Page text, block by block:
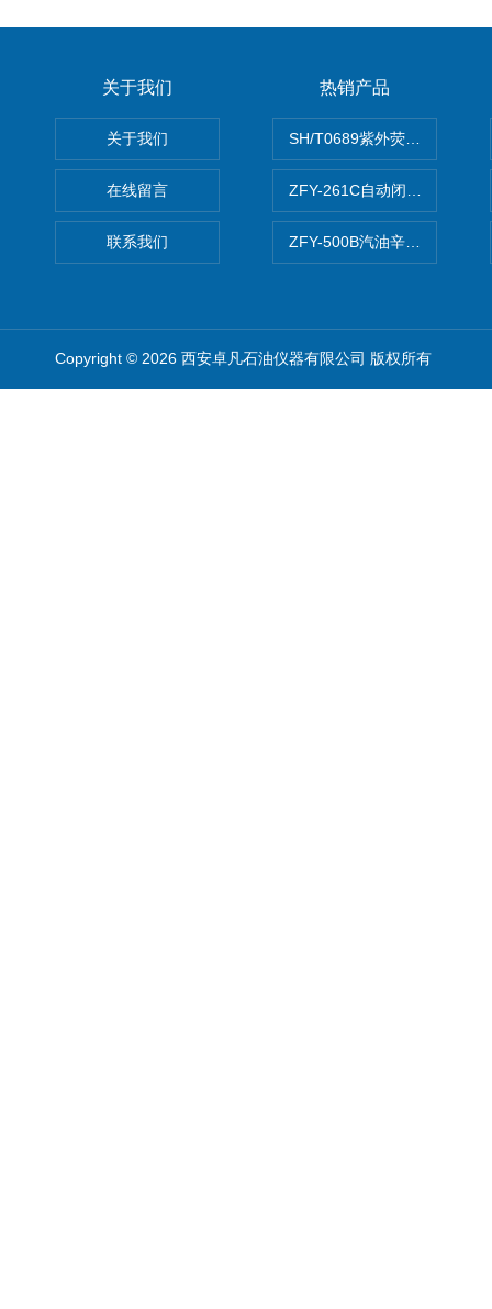
关于我们
关于我们
在线留言
联系我们
热销产品
SH/T0689紫外荧光测硫仪
ZFY-261C自动闭口闪点测定
ZFY-500B汽油辛烷值测定仪
Copyright © 2026 西安卓凡石油仪器有限公司 版权所有